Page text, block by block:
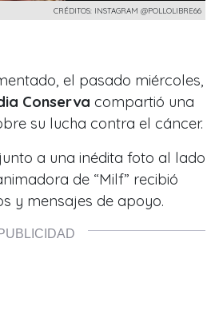
CRÉDITOS: INSTAGRAM @POLLOLIBRE66
el pasado miércoles,
Conserva compartió una
su lucha contra el cáncer.
a una inédita foto al lado
de “Milf” recibió
y mensajes de apoyo.